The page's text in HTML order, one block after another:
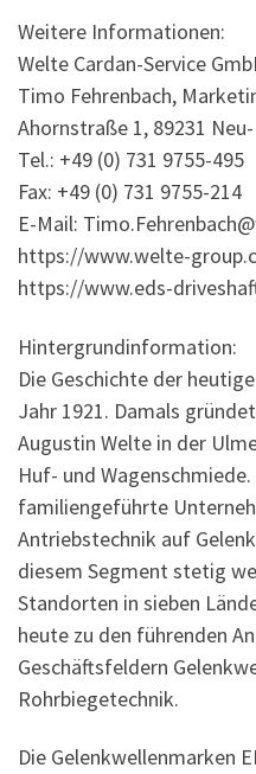
Weitere Informationen:
Welte Cardan-Service
Timo Fehrenbach,
Ahornstraße 1, 89231
Tel.: +49 (0) 731 9755-495
Fax: +49 (0) 731 9755-214
E-Mail:
https://www.welte-
https://www.eds-
Hintergrundinformation:
Die Geschichte der
Jahr 1921. Damals
Augustin Welte in der
Huf- und
familiengeführte
Antriebstechnik auf
diesem Segment stetig
Standorten in sieben
heute zu den führenden
Geschäftsfeldern
Rohrbiegetechnik.
Die Gelenkwellenmarken